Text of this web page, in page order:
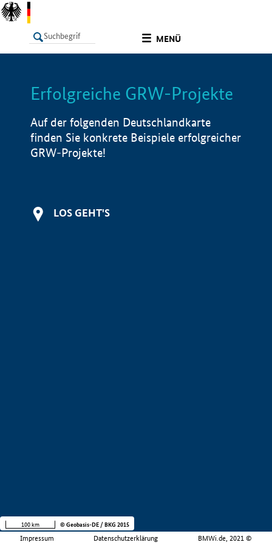
MENÜ
LISTE Info
Erfolgreiche GRW-Projekte
Auf der folgenden Deutschlandkarte
finden Sie konkrete Beispiele erfolgreicher
GRW-Projekte!
LOS GEHT'S
Impressum Datenschutzerklärung BMWi.de, 2021 ©
100 km © Geobasis-DE / BKG 2015